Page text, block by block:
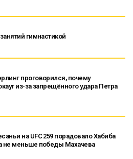
гимнастикой
проговорился, почему
из-за запрещённого удара Петра
на UFC 259 порадовало Хабиба
не меньше победы Махачева